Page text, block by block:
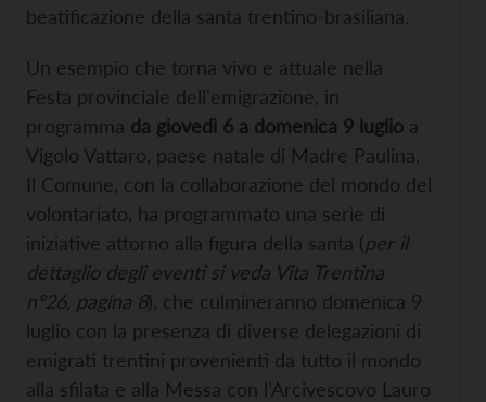
beatificazione della santa trentino-brasiliana.
Un esempio che torna vivo e attuale nella
Festa provinciale dell'emigrazione, in
programma da giovedì 6 a domenica 9 luglio a
Vigolo Vattaro, paese natale di Madre Paulina.
Il Comune, con la collaborazione del mondo del
volontariato, ha programmato una serie di
iniziative attorno alla figura della santa (per il
dettaglio degli eventi si veda Vita Trentina
n°26, pagina 8), che culmineranno domenica 9
luglio con la presenza di diverse delegazioni di
emigrati trentini provenienti da tutto il mondo
alla sfilata e alla Messa con l’Arcivescovo Lauro